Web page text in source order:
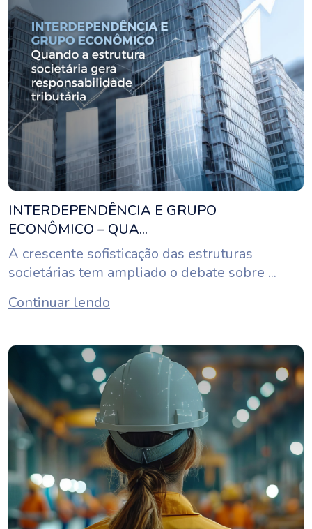
INTERDEPENDÊNCIA E GRUPO
ECONÔMICO – QUA...
A crescente sofisticação das estruturas
societárias tem ampliado o debate sobre ...
Continuar lendo